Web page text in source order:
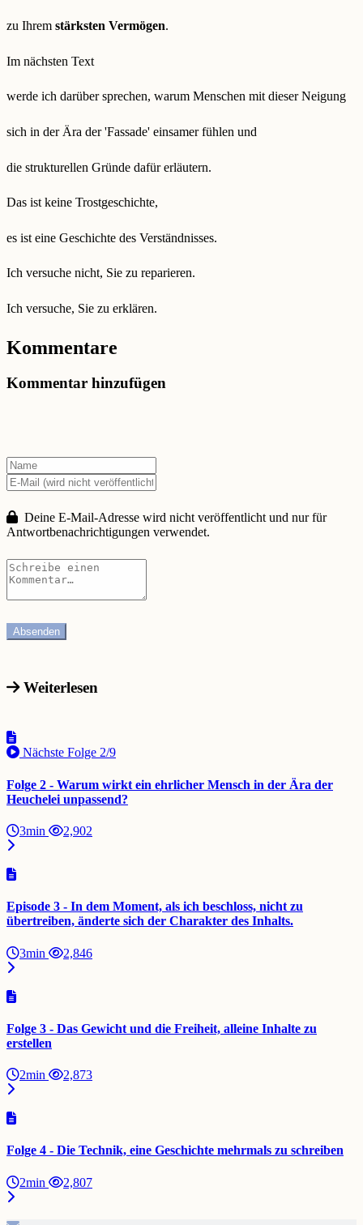
zu Ihrem stärksten Vermögen.
Im nächsten Text
werde ich darüber sprechen, warum Menschen mit dieser Neigung
sich in der Ära der 'Fassade' einsamer fühlen und
die strukturellen Gründe dafür erläutern.
Das ist keine Trostgeschichte,
es ist eine Geschichte des Verständnisses.
Ich versuche nicht, Sie zu reparieren.
Ich versuche, Sie zu erklären.
Kommentare
Kommentar hinzufügen
Deine E-Mail-Adresse wird nicht veröffentlicht und nur für
Antwortbenachrichtigungen verwendet.
Weiterlesen
Nächste Folge 2/9
Folge 2 - Warum wirkt ein ehrlicher Mensch in der Ära der
Heuchelei unpassend?
3min 2,902
Episode 3 - In dem Moment, als ich beschloss, nicht zu
übertreiben, änderte sich der Charakter des Inhalts.
3min 2,846
Folge 3 - Das Gewicht und die Freiheit, alleine Inhalte zu
erstellen
2min 2,873
Folge 4 - Die Technik, eine Geschichte mehrmals zu schreiben
2min 2,807